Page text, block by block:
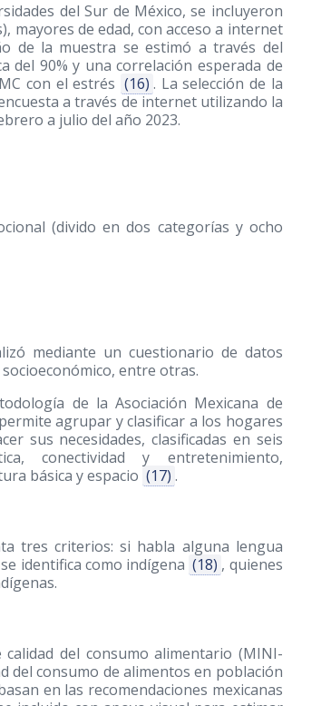
del Sur de México, se incluyeron
mayores de edad, con acceso a internet
de la muestra se estimó a través del
del 90% y una correlación esperada de
con el estrés (16) . La selección de la
a través de internet utilizando la
a julio del año 2023.
(divido en dos categorías y ocho
mediante un cuestionario de datos
entre otras.
de la Asociación Mexicana de
agrupar y clasificar a los hogares
sus necesidades, clasificadas en seis
conectividad y entretenimiento,
básica y espacio (17) .
tres criterios: si habla alguna lengua
identifica como indígena (18) , quienes
del consumo alimentario (MINI-
del consumo de alimentos en población
en las recomendaciones mexicanas